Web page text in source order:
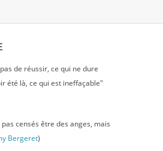
de réussir, ce qui ne dure
été là, ce qui est ineffaçable"
censés être des anges, mais
Bergeret)